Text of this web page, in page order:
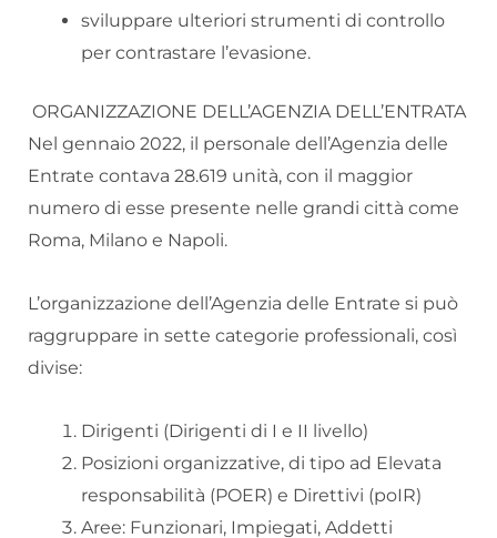
sviluppare ulteriori strumenti di controllo
per contrastare l’evasione.
ORGANIZZAZIONE DELL’AGENZIA DELL’ENTRATA
Nel gennaio 2022, il personale dell’Agenzia delle
Entrate contava 28.619 unità, con il maggior
numero di esse presente nelle grandi città come
Roma, Milano e Napoli.
L’organizzazione dell’Agenzia delle Entrate si può
raggruppare in sette categorie professionali, così
divise:
Dirigenti (Dirigenti di I e II livello)
Posizioni organizzative, di tipo ad Elevata
responsabilità (POER) e Direttivi (poIR)
Aree: Funzionari, Impiegati, Addetti